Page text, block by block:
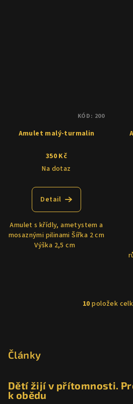
Amulet malý-turmalin
350 Kč
Na dotaz
Detail
Amulet s křídly, ametystem a
mosaznými pilinami Šířka 2 cm
Výška 2,5 cm
KÓD: 200
O
í
10 položek
Články
Dětí žijí v přítomnosti.
k obědu